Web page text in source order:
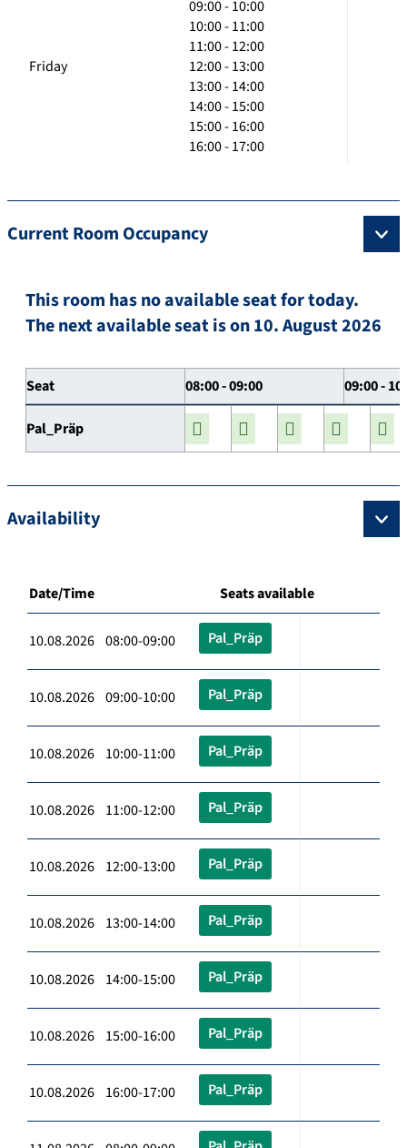
Friday
09:00 - 10:00
10:00 - 11:00
11:00 - 12:00
12:00 - 13:00
13:00 - 14:00
14:00 - 15:00
15:00 - 16:00
16:00 - 17:00
Current Room Occupancy
This room has no available seat for today.
The next available seat is on 10. August 2026
Seat 08:00 - 09:00 09:00 -
Pal_Präp
Availability
Date/Time Seats available
10.08.2026 08:00-09:00 Pal_Präp
10.08.2026 09:00-10:00 Pal_Präp
10.08.2026 10:00-11:00 Pal_Präp
10.08.2026 11:00-12:00 Pal_Präp
10.08.2026 12:00-13:00 Pal_Präp
10.08.2026 13:00-14:00 Pal_Präp
10.08.2026 14:00-15:00 Pal_Präp
10.08.2026 15:00-16:00 Pal_Präp
10.08.2026 16:00-17:00 Pal_Präp